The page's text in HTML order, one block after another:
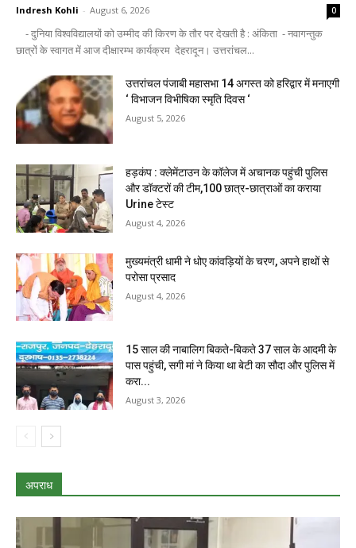
Indresh Kohli - August 6, 2026 0
- दुनिया विश्वविद्यालयों को उम्मीद की किरण के तौर पर देखती है : अंकिता - नवागन्तुक
छात्रों के स्वागत में आज दीक्षारम्भ कार्यक्रम देहरादून। उत्तरांचल...
उत्तरांचल पंजाबी महासभा 14 अगस्त को हरिद्वार में मनाएगी
‘ विभाजन विभीषिका स्मृति दिवस ‘
August 5, 2026
हड़कंप : क्लेमेंटाउन के कॉलेज में अचानक पहुंची पुलिस
और डॉक्टरों की टीम,100 छात्र-छात्राओं का कराया
Urine टेस्ट
August 4, 2026
मुख्यमंत्री धामी ने धोए कांवड़ियों के चरण, अपने हाथों से
परोसा प्रसाद
August 4, 2026
15 साल की नाबालिग बिकते-बिकते 37 साल के आदमी के
पास पहुंची, सगी मां ने किया था बेटी का सौदा और पुलिस में
करा...
August 3, 2026
अपराध